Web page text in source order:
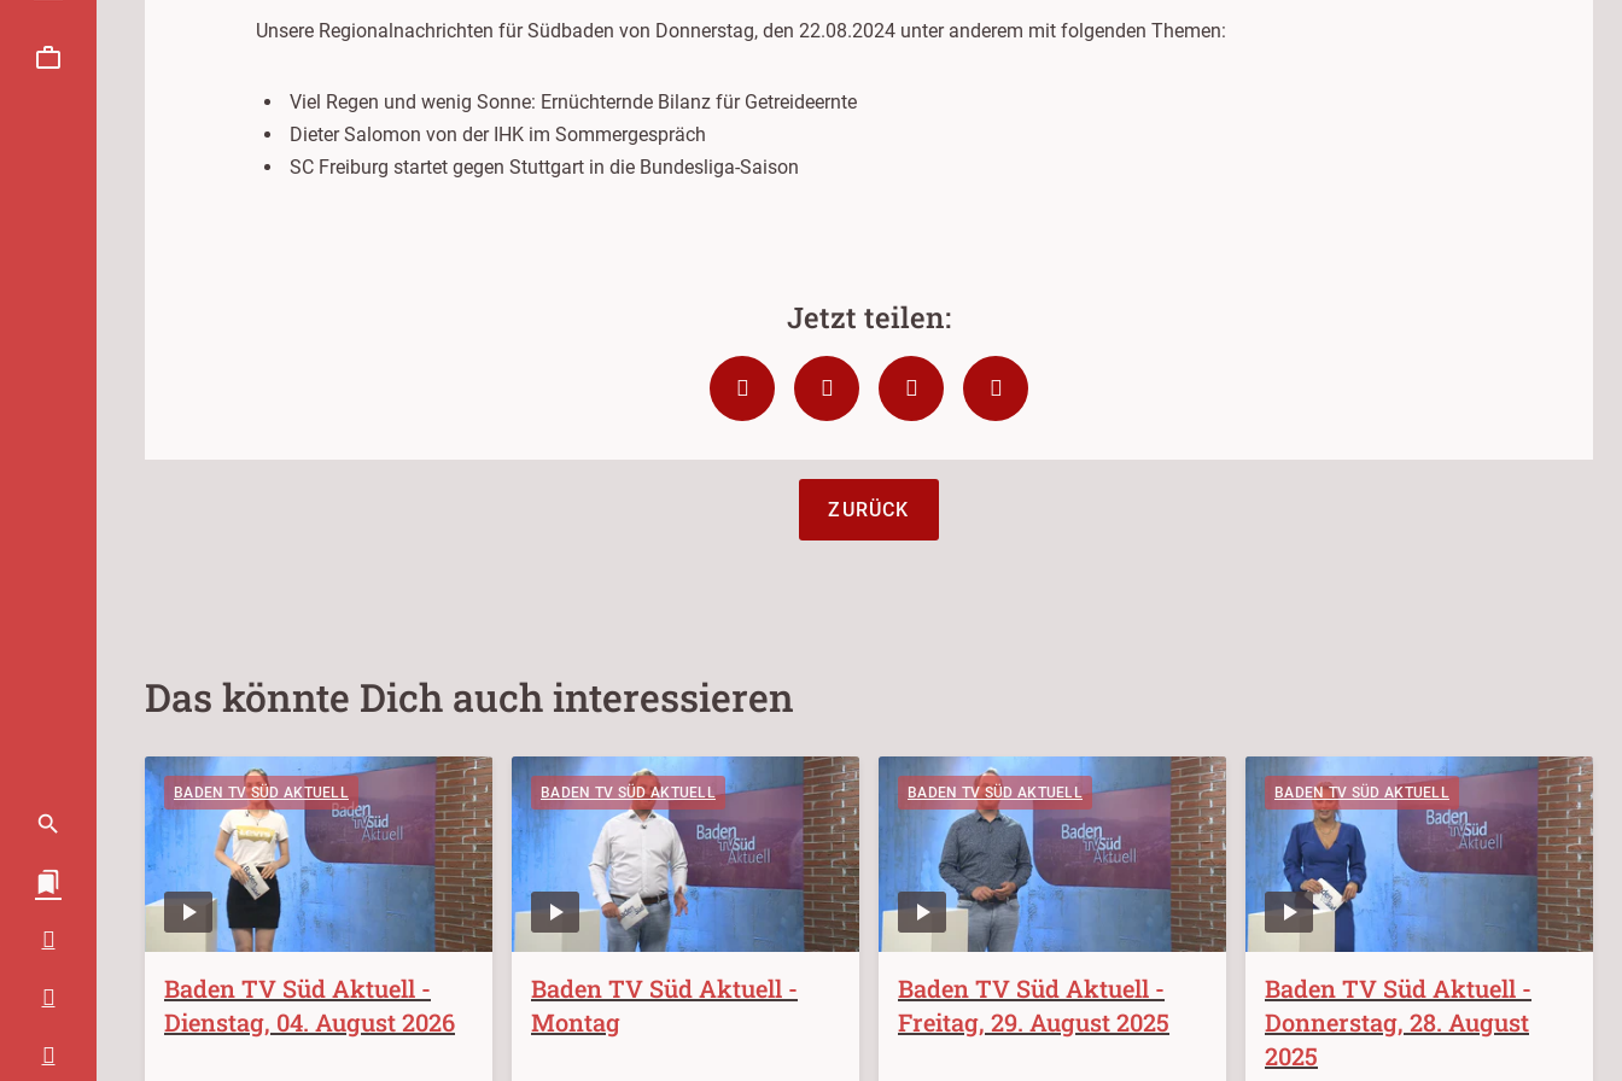
Unsere Regionalnachrichten für Südbaden von Donnerstag, den 22.08.2024 unter anderem mit folgenden Themen:
Viel Regen und wenig Sonne: Ernüchternde Bilanz für Getreideernte
Dieter Salomon von der IHK im Sommergespräch
SC Freiburg startet gegen Stuttgart in die Bundesliga-Saison
ZURÜCK
Das könnte Dich auch interessieren
BADEN TV SÜD AKTUELL
Baden TV Süd Aktuell -
Dienstag, 04. August 2026
BADEN TV SÜD AKTUELL
Baden TV Süd Aktuell -
Montag
BADEN TV SÜD AKTUELL
Baden TV Süd Aktuell -
Freitag, 29. August 2025
BADEN TV SÜD AKTUELL
Baden TV Süd Aktuell -
Donnerstag, 28. August
2025